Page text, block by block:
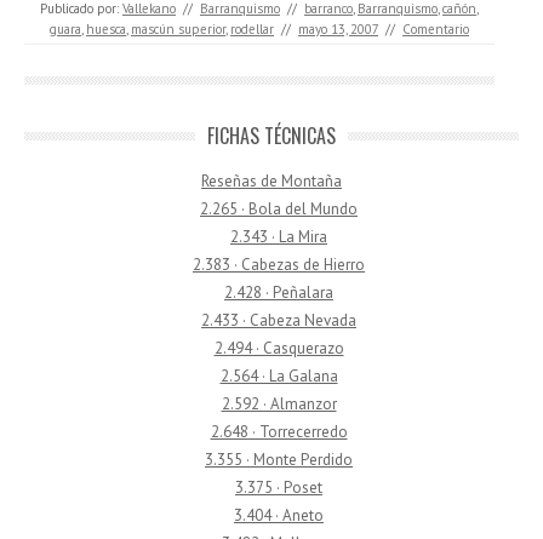
Publicado por: Vallekano // Barranquismo // barranco Barranquismo cañón
guara huesca mascún superior, rodellar // mayo 13, 2007 // Comentario
FICHAS TÉCNICAS
Reseñas de Montaña
2.265 · Bola del Mundo
2.343 · La Mira
2.383 · Cabezas de Hierro
2.428 · Peñalara
2.433 · Cabeza Nevada
2.494 · Casquerazo
2.564 · La Galana
2.592 · Almanzor
2.648 · Torrecerredo
3.355 · Monte Perdido
3.375 · Poset
3.404 · Aneto